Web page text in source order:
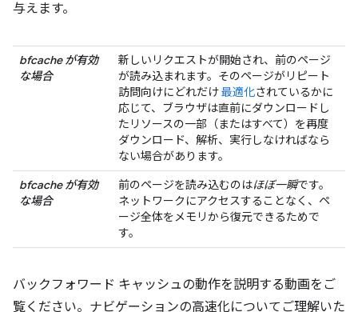
与えます。
bfcache が有効
な場合
新しいリクエストが開始され、前のページ
が読み込まれます。そのページがリピート
訪問向けにどれだけ最適化されているかに
応じて、ブラウザは直前にダウンロードし
たリソースの一部（またはすべて）を再度
ダウンロード、解析、実行しなければなら
ない場合があります。
bfcache が有効
な場合
前のページを読み込むのはほぼ一瞬です。
ネットワークにアクセスすることなく、ペ
ージ全体をメモリから復元できるためで
す。
バックフォワード キャッシュの動作を説明する動画をご
覧ください。ナビゲーションの高速化についてご理解いた